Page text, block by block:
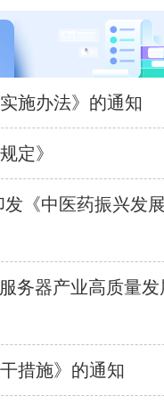
施办法》的通知
定》
《中医药振兴发
务器产业高质量
措施》的通知